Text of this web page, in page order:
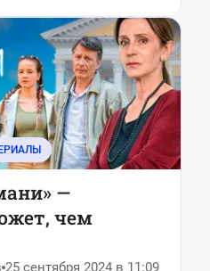
—
чем
25 сентября 2024 в 11:09